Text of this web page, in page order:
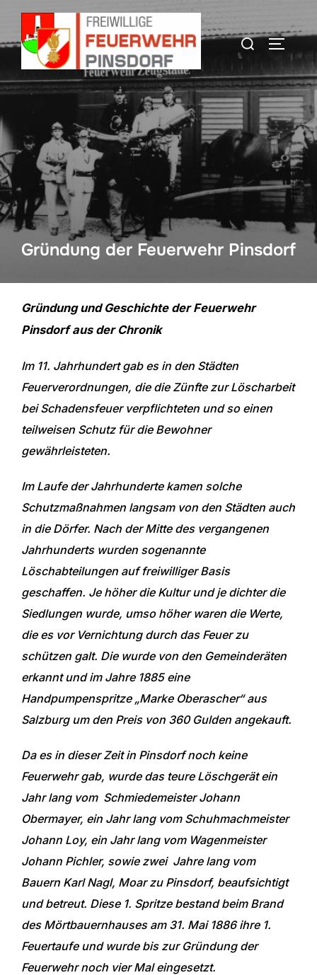
Zum
springen
Suchen
nach:
Gründung der Feuerwehr Pinsdorf
Gründung und Geschichte der Feuerwehr
Pinsdorf aus der Chronik
Im 11. Jahrhundert gab es in den Städten
Feuerverordnungen, die die Zünfte zur Löscharbeit
bei Schadensfeuer verpflichteten und so einen
teilweisen Schutz für die Bewohner
gewährleisteten.
Im Laufe der Jahrhunderte kamen solche
Schutzmaßnahmen langsam von den Städten auch
in die Dörfer. Nach der Mitte des vergangenen
Jahrhunderts wurden sogenannte
Löschabteilungen auf freiwilliger Basis
geschaffen. Je höher die Kultur und je dichter die
Siedlungen wurde, umso höher waren die Werte,
die es vor Vernichtung durch das Feuer zu
schützen galt. Die wurde von den Gemeinderäten
erkannt und im Jahre 1885 eine
Handpumpenspritze „Marke Oberascher“ aus
Salzburg um den Preis von 360 Gulden angekauft.
Da es in dieser Zeit in Pinsdorf noch keine
Feuerwehr gab, wurde das teure Löschgerät ein
Jahr lang vom Schmiedemeister Johann
Obermayer, ein Jahr lang vom Schuhmachmeister
Johann Loy, ein Jahr lang vom Wagenmeister
Johann Pichler, sowie zwei Jahre lang vom
Bauern Karl Nagl, Moar zu Pinsdorf, beaufsichtigt
und betreut. Diese 1. Spritze bestand beim Brand
des Mörtbauernhauses am 31. Mai 1886 ihre 1.
Feuertaufe und wurde bis zur Gründung der
Feuerwehr noch vier Mal eingesetzt.